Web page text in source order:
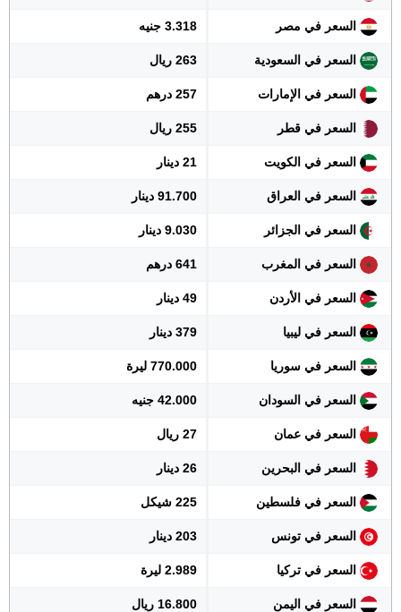
السعر في مصر 3.318 جنيه
السعر في السعودية 263 ريال
السعر في الإمارات 257 درهم
السعر في قطر 255 ريال
السعر في الكويت 21 دينار
السعر في العراق 91.700 دينار
السعر في الجزائر 9.030 دينار
السعر في المغرب 641 درهم
السعر في الأردن 49 دينار
السعر في ليبيا 379 دينار
السعر في سوريا 770.000 ليرة
السعر في السودان 42.000 جنيه
السعر في عمان 27 ريال
السعر في البحرين 26 دينار
السعر في فلسطين 225 شيكل
السعر في تونس 203 دينار
السعر في تركيا 2.989 ليرة
السعر في اليمن 16.800 ريال